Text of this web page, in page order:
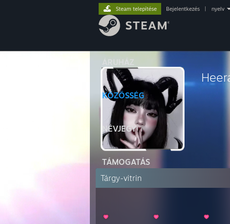
ÁRUHÁZ
KÖZÖSSÉG
NÉVJEGY
TÁMOGATÁS
Steam telepítése Bejelentkezés nyelv
Tárgy-vitrin